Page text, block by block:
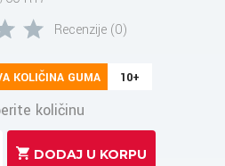
Recenzije (0)
KOLIČINA GUMA 10+
količinu